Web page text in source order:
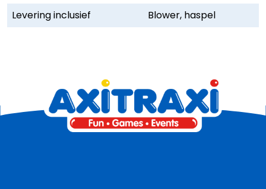
Levering inclusief
Blower, haspel